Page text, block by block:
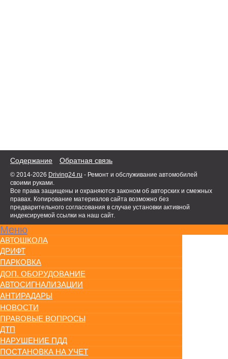
Содержание Обратная связь
© 2014-2026 Driving24.ru - Ремонт и обслуживание автомобилей
своими руками.
Все права защищены и охраняются законом об авторских и смежных
правах. Копирование материалов сайта возможно без
предварительного согласования в случае установки активной
индексируемой ссылки на наш сайт.
Меню
АВТОШКОЛА
ДРИФТ
ПАРКОВКА
ДОП. ОБОРУДОВАНИЕ
АВТОСИГНАЛИЗАЦИИ
АНТИРАДАРЫ
НОВОСТИ
ПРАВОВЫЕ ВОПРОСЫ
ДТП
НАРУШЕНИЕ ПДД
ПОСТАНОВКА НА УЧЕТ